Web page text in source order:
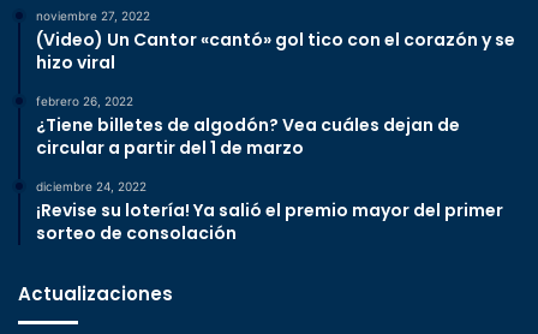
noviembre 27, 2022
(Video) Un Cantor «cantó» gol tico con el corazón y se
hizo viral
febrero 26, 2022
¿Tiene billetes de algodón? Vea cuáles dejan de
circular a partir del 1 de marzo
diciembre 24, 2022
¡Revise su lotería! Ya salió el premio mayor del primer
sorteo de consolación
Actualizaciones